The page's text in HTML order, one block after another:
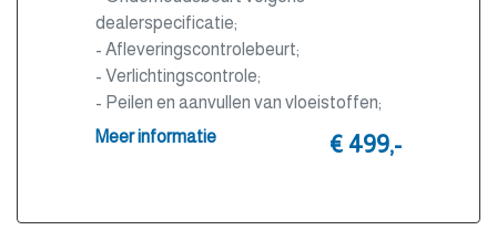
dealerspecificatie;
- Afleveringscontrolebeurt;
- Verlichtingscontrole;
- Peilen en aanvullen van vloeistoffen;
- Bandenspanningscontrole;
Meer informatie € 499,-